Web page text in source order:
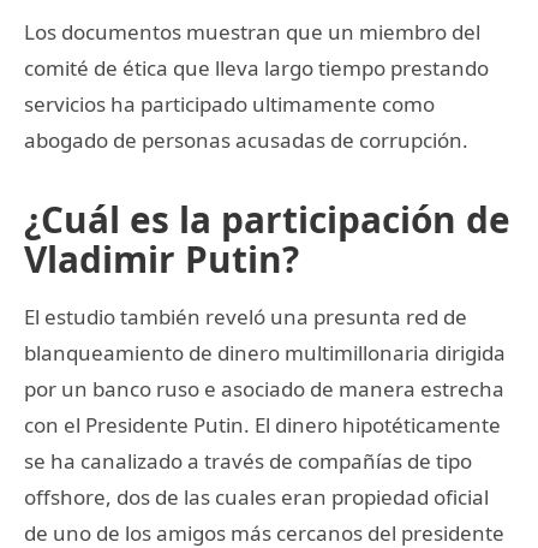
Los documentos muestran que un miembro del
comité de ética que lleva largo tiempo prestando
servicios ha participado ultimamente como
abogado de personas acusadas de corrupción.
¿Cuál es la participación de
Vladimir Putin?
El estudio también reveló una presunta red de
blanqueamiento de dinero multimillonaria dirigida
por un banco ruso e asociado de manera estrecha
con el Presidente Putin. El dinero hipotéticamente
se ha canalizado a través de compañías de tipo
offshore, dos de las cuales eran propiedad oficial
de uno de los amigos más cercanos del presidente